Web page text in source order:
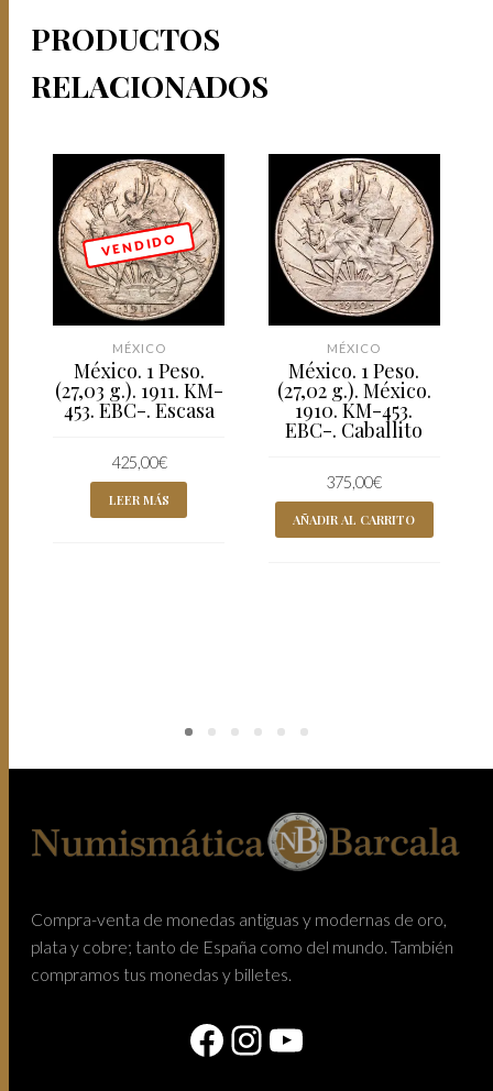
PRODUCTOS
RELACIONADOS
V E N D I D O
MÉXICO
México. 1 Peso.
(27,03 g.). 1911. KM-
453. EBC-. Escasa
425,00€
LEER MÁS
MÉXICO
México. 1 Peso.
(27,02 g.). México.
1910. KM-453.
EBC-. Caballito
375,00€
AÑADIR AL CARRITO
Compra-venta de monedas antiguas y modernas de oro,
plata y cobre; tanto de España como del mundo. También
compramos tus monedas y billetes.
Facebook
Instagram
YouTube